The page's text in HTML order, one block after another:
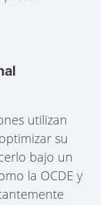
utilizan
su
bajo un
la OCDE y